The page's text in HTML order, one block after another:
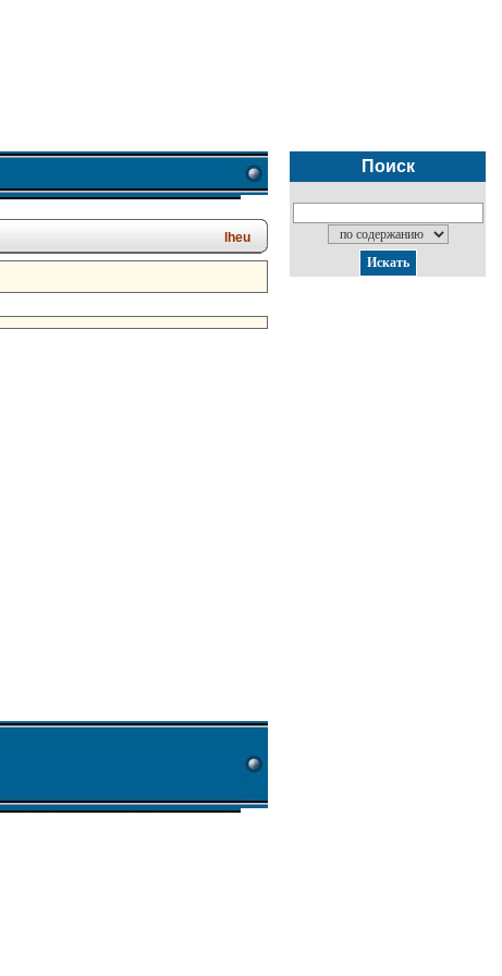
lheu
Поиск